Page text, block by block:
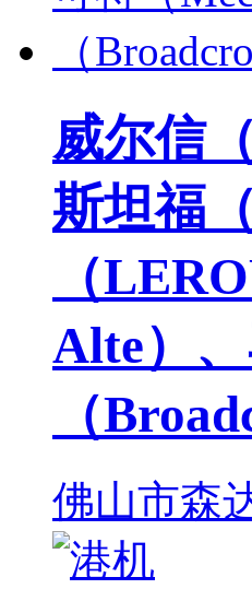
威尔信
斯坦福
（
Alte）
（
佛山市森